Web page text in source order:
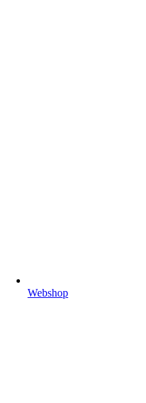
Webshop